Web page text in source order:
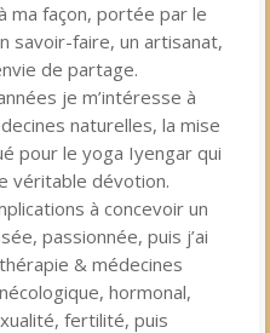
ma façon, portée par le
savoir-faire, un artisanat,
de partage.
je m’intéresse à
naturelles, la mise
pour le yoga Iyengar qui
véritable dévotion.
à concevoir un
passionnée, puis j’ai
& médecines
hormonal,
fertilité, puis